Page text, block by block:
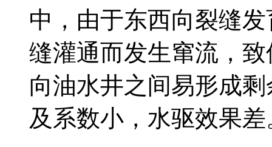
中，由于东西向裂缝
缝灌通而发生窜流，
向油水井之间易形成
及系数小，水驱效果差